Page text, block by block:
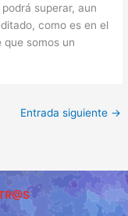
superar, aun
como es en el
que somos un
Entrada siguiente →